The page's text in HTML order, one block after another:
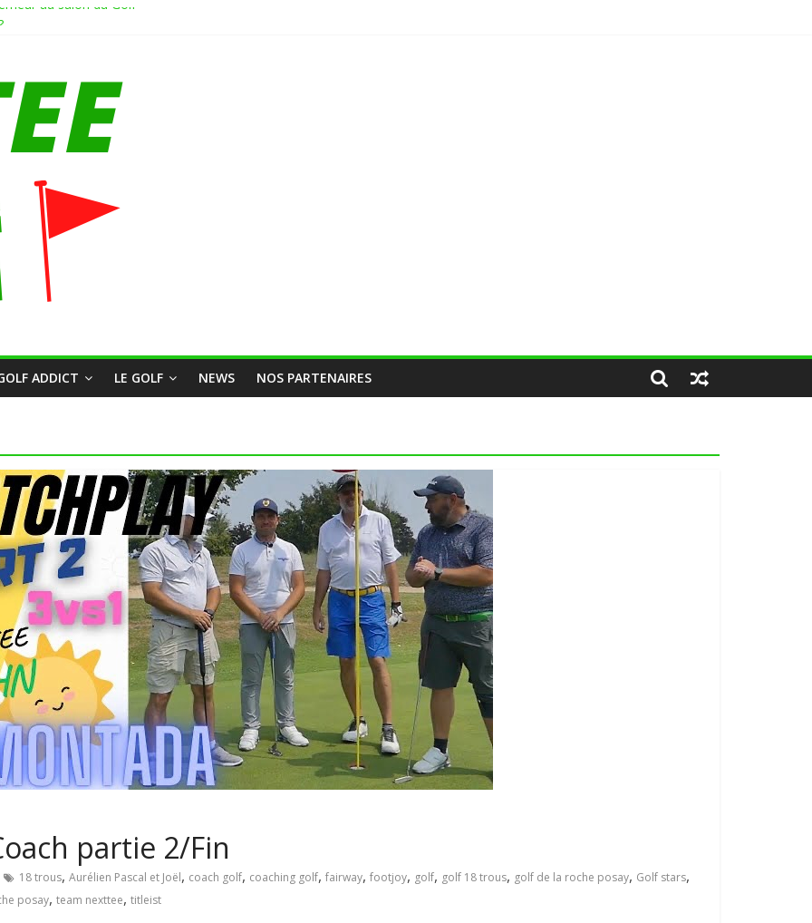
partie 2/Fin
ADDICT LE GOLF NEWS NOS PARTENAIRES
partie 2/Fin
18 trous, Aurélien Pascal et Joël, coach golf, coaching golf, fairway, footjoy, golf, golf 18 trous, golf de la roche posay, Golf stars,
posay, team nexttee, titleist